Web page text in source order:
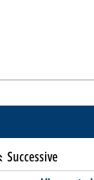
Successive